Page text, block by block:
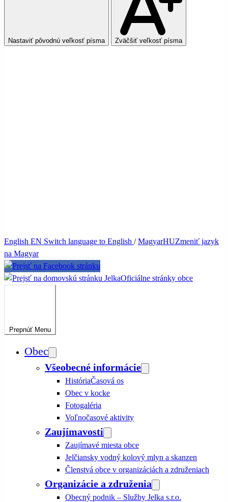
Nastaviť pôvodnú veľkosť písma Zväčšiť veľkosť písma
English EN Switch language to English /MagyarHUZmeniť jazyk
na Magyar
JelkaOficiálne stránky obce
Prepnúť Menu
Obec
Všeobecné informácie
HistóriaČasová os
Obec v kocke
Fotogaléria
Voľnočasové aktivity
Zaujímavosti
Zaujímavé miesta obce
Jelčiansky vodný kolový mlyn a skanzen
Členstvá obce v organizáciách a združeniach
Organizácie a združenia
Obecný podnik – Služby Jelka s.r.o.